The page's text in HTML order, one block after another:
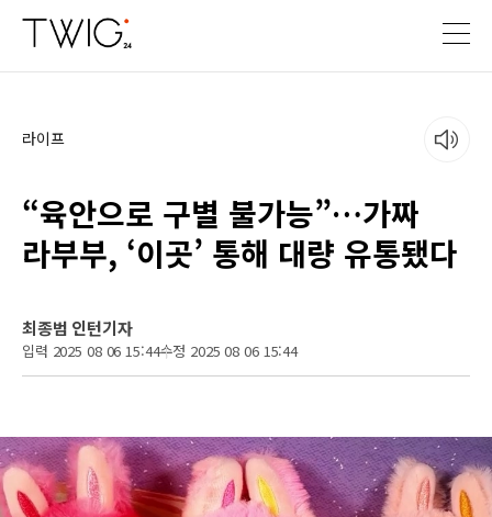
라이프
“육안으로 구별 불가능”…가짜
라부부, ‘이곳’ 통해 대량 유통됐다
최종범 인턴기자
입력 2025 08 06 15:44수정 2025 08 06 15:44